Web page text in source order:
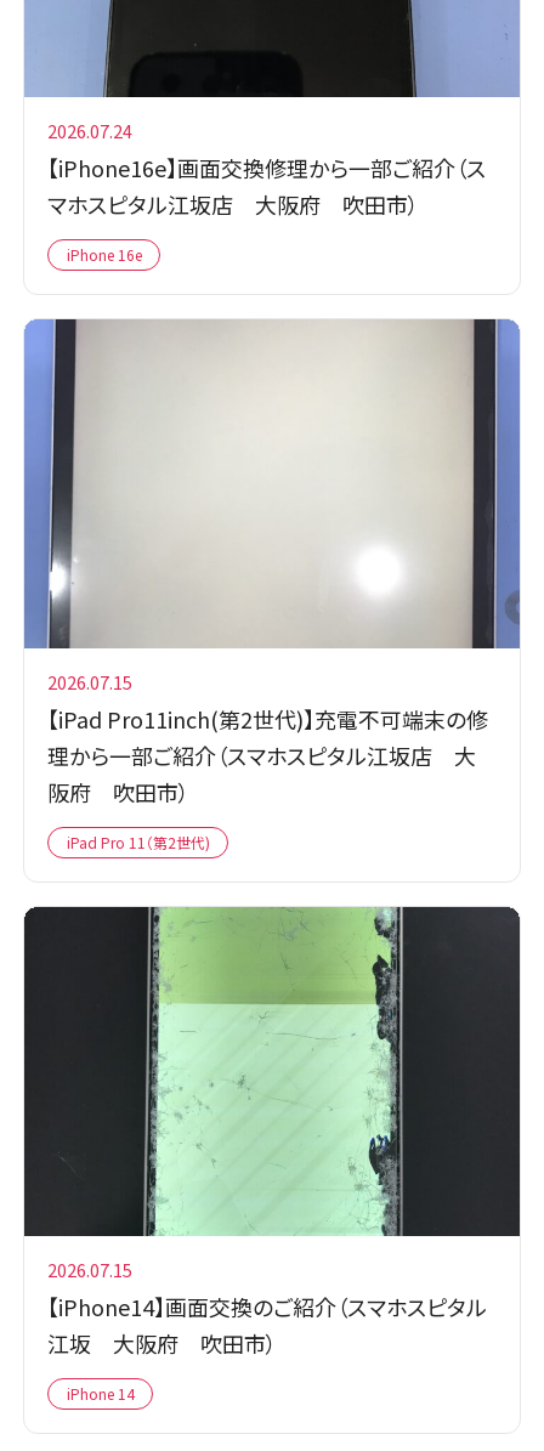
2026.07.24
【iPhone16e】画面交換修理から一部ご紹介（ス
マホスピタル江坂店 大阪府 吹田市）
iPhone 16e
2026.07.15
【iPad Pro11inch(第2世代)】充電不可端末の修
理から一部ご紹介（スマホスピタル江坂店 大
阪府 吹田市）
iPad Pro 11（第2世代)
2026.07.15
【iPhone14】画面交換のご紹介（スマホスピタル
江坂 大阪府 吹田市）
iPhone 14